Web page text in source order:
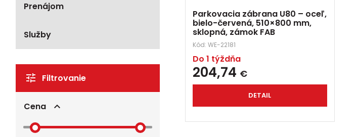
Prenájom
Služby
Filtrovanie
Cena
Parkovacia zábrana U80 – oceľ,
bielo-červená, 510×800 mm,
sklopná, zámok FAB
Kód: WE-22181
Do 1 týždňa
204,74 €
DETAIL